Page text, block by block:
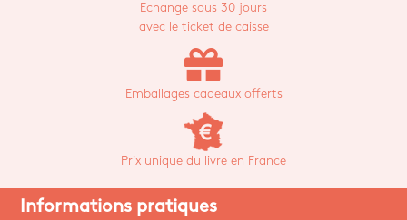
Echange sous 30 jours
avec le ticket de caisse
Emballages cadeaux offerts
Prix unique du livre en France
Informations pratiques